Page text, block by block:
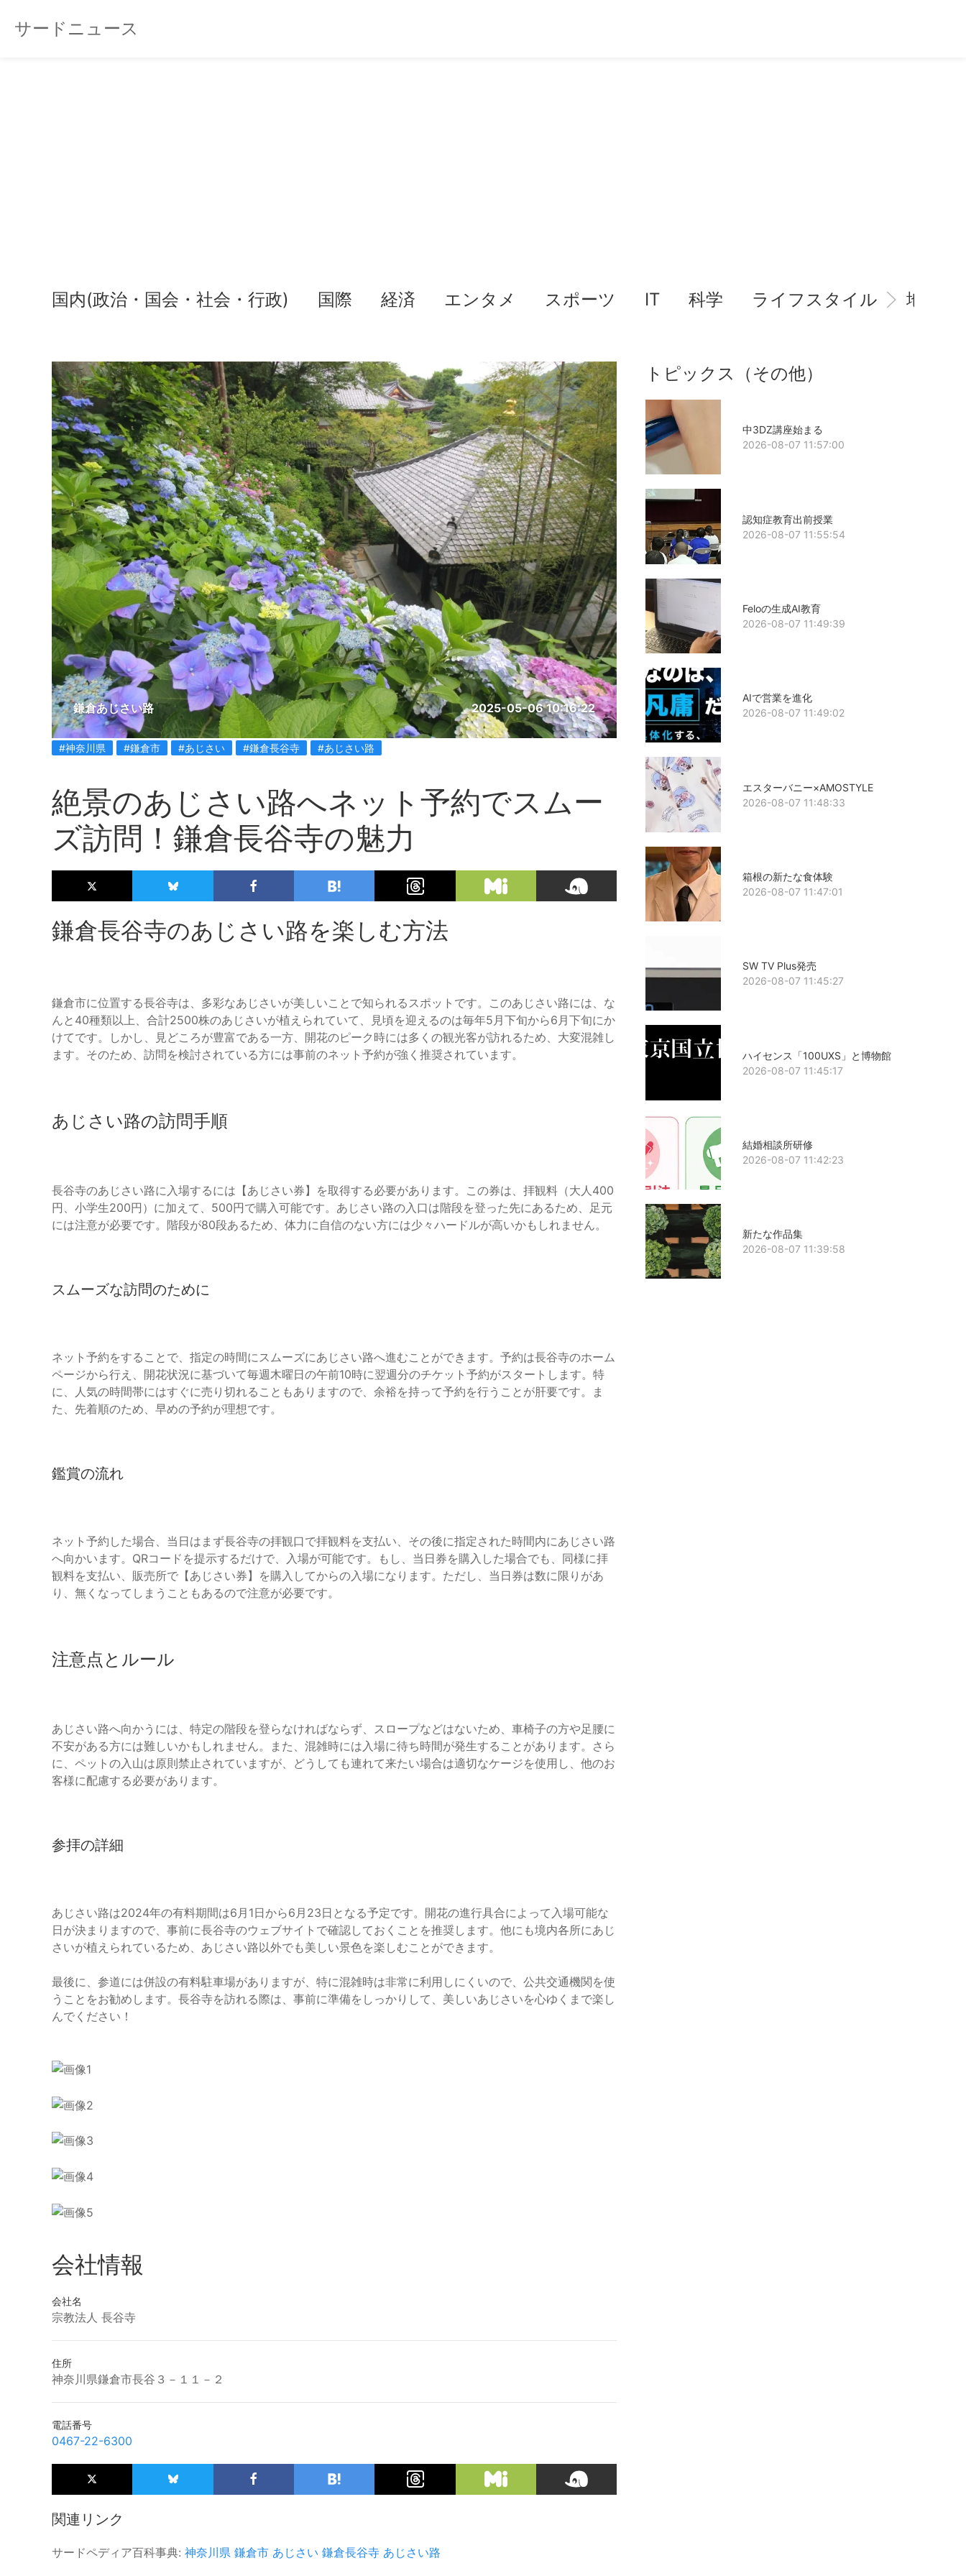
サードニュース
国内(政治・国会・社会・行政) 国際 経済 エンタメ スポーツ IT 科学 ライフスタイル 地域情
鎌倉あじさい路 2025-05-06 10:16:22
#神奈川県 #鎌倉市 #あじさい #鎌倉長谷寺 #あじさい路
絶景のあじさい路へネット予約でスムー
ズ訪問！鎌倉長谷寺の魅力
鎌倉長谷寺のあじさい路を楽しむ方法
鎌倉市に位置する長谷寺は、多彩なあじさいが美しいことで知られるスポットです。このあじさい路には、な
んと40種類以上、合計2500株のあじさいが植えられていて、見頃を迎えるのは毎年5月下旬から6月下旬にか
けてです。しかし、見どころが豊富である一方、開花のピーク時には多くの観光客が訪れるため、大変混雑し
ます。そのため、訪問を検討されている方には事前のネット予約が強く推奨されています。
あじさい路の訪問手順
長谷寺のあじさい路に入場するには【あじさい券】を取得する必要があります。この券は、拝観料（大人400
円、小学生200円）に加えて、500円で購入可能です。あじさい路の入口は階段を登った先にあるため、足元
には注意が必要です。階段が80段あるため、体力に自信のない方には少々ハードルが高いかもしれません。
スムーズな訪問のために
ネット予約をすることで、指定の時間にスムーズにあじさい路へ進むことができます。予約は長谷寺のホーム
ページから行え、開花状況に基づいて毎週木曜日の午前10時に翌週分のチケット予約がスタートします。特
に、人気の時間帯にはすぐに売り切れることもありますので、余裕を持って予約を行うことが肝要です。ま
た、先着順のため、早めの予約が理想です。
鑑賞の流れ
ネット予約した場合、当日はまず長谷寺の拝観口で拝観料を支払い、その後に指定された時間内にあじさい路
へ向かいます。QRコードを提示するだけで、入場が可能です。もし、当日券を購入した場合でも、同様に拝
観料を支払い、販売所で【あじさい券】を購入してからの入場になります。ただし、当日券は数に限りがあ
り、無くなってしまうこともあるので注意が必要です。
注意点とルール
あじさい路へ向かうには、特定の階段を登らなければならず、スロープなどはないため、車椅子の方や足腰に
不安がある方には難しいかもしれません。また、混雑時には入場に待ち時間が発生することがあります。さら
に、ペットの入山は原則禁止されていますが、どうしても連れて来たい場合は適切なケージを使用し、他のお
客様に配慮する必要があります。
参拝の詳細
あじさい路は2024年の有料期間は6月1日から6月23日となる予定です。開花の進行具合によって入場可能な
日が決まりますので、事前に長谷寺のウェブサイトで確認しておくことを推奨します。他にも境内各所にあじ
さいが植えられているため、あじさい路以外でも美しい景色を楽しむことができます。
最後に、参道には併設の有料駐車場がありますが、特に混雑時は非常に利用しにくいので、公共交通機関を使
うことをお勧めします。長谷寺を訪れる際は、事前に準備をしっかりして、美しいあじさいを心ゆくまで楽し
んでください！
会社情報
会社名
宗教法人 長谷寺
住所
神奈川県鎌倉市長谷３－１１－２
電話番号
0467-22-6300
関連リンク
サードペディア百科事典: 神奈川県 鎌倉市 あじさい 鎌倉長谷寺 あじさい路
トピックス（その他）
中3DZ講座始まる
2026-08-07 11:57:00
認知症教育出前授業
2026-08-07 11:55:54
Feloの生成AI教育
2026-08-07 11:49:39
AIで営業を進化
2026-08-07 11:49:02
エスターバニー×AMOSTYLE
2026-08-07 11:48:33
箱根の新たな食体験
2026-08-07 11:47:01
SW TV Plus発売
2026-08-07 11:45:27
ハイセンス「100UXS」と博物館
2026-08-07 11:45:17
結婚相談所研修
2026-08-07 11:42:23
新たな作品集
2026-08-07 11:39:58